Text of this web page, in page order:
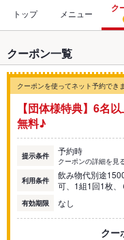
トップ メニュー ク
クーポン一覧
クーポンを使ってネット予約でき
【団体様特典】6名
無料♪
提示条件 予約時
クーポンの詳細を見
利用条件
飲み物代別途
可、1組1回1枚
有効期限 なし
クー